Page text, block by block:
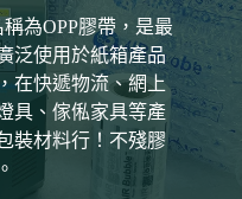
為OPP膠帶，是最
泛使用於紙箱產品
在快遞物流、網上
具、傢俬家具等產
裝材料行！不殘膠